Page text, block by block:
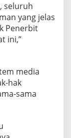
seluruh
yang jelas
Penerbit
ini,”
media
hak
sama